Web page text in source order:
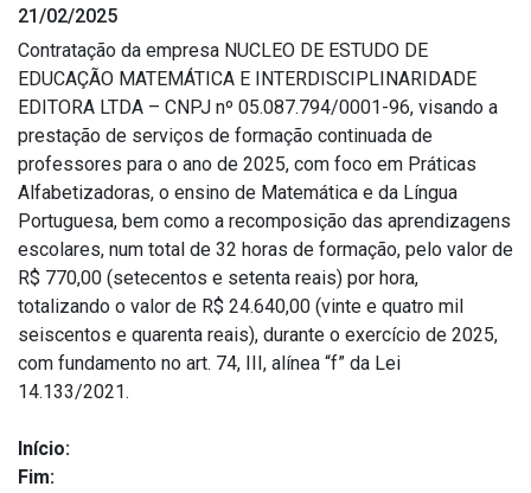
Estrutura Organizacional
Secretarias
Administração
Agricultura e Meio Ambiente
Assistência Social
Educação, Cultura, Desporto e Turismo
Obras
Saúde
21/02/2025
Contratação da empresa NUCLEO DE ESTUDO DE
EDUCAÇÃO MATEMÁTICA E INTERDISCIPLINARIDADE
EDITORA LTDA – CNPJ nº 05.087.794/0001-96, visando a
prestação de serviços de formação continuada de
professores para o ano de 2025, com foco em Práticas
Alfabetizadoras, o ensino de Matemática e da Língua
Portuguesa, bem como a recomposição das aprendizagens
escolares, num total de 32 horas de formação, pelo valor de
R$ 770,00 (setecentos e setenta reais) por hora,
totalizando o valor de R$ 24.640,00 (vinte e quatro mil
seiscentos e quarenta reais), durante o exercício de 2025,
com fundamento no art. 74, III, alínea “f” da Lei
14.133/2021.
Início:
Fim: